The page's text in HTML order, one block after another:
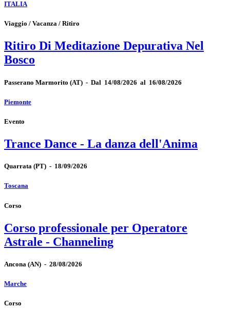
ITALIA
Viaggio / Vacanza / Ritiro
Ritiro Di Meditazione Depurativa Nel
Bosco
Passerano Marmorito (AT) - Dal 14/08/2026 al 16/08/2026
Piemonte
Evento
Trance Dance - La danza dell'Anima
Quarrata (PT) - 18/09/2026
Toscana
Corso
Corso professionale per Operatore
Astrale - Channeling
Ancona (AN) - 28/08/2026
Marche
Corso